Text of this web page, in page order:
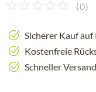
(0)
Sicherer Kauf auf
Kostenfreie
Schneller Versand